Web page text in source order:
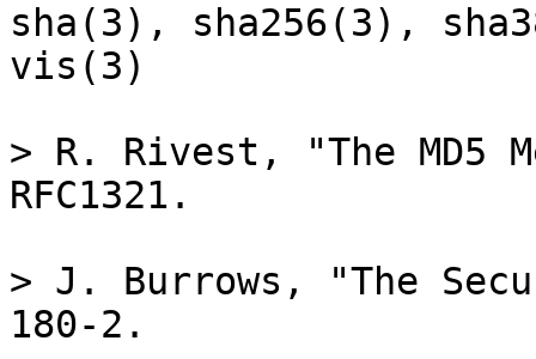
sha(3), sha256(3),
vis(3)
> R. Rivest, "The MD5
RFC1321.
> J. Burrows, "The
180-2.